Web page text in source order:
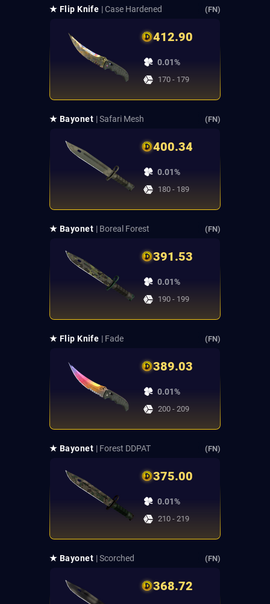
★ Flip Knife | Case Hardened (FN)
412.90
0.01%
170 - 179
★ Bayonet | Safari Mesh (FN)
400.34
0.01%
180 - 189
★ Bayonet | Boreal Forest (FN)
391.53
0.01%
190 - 199
★ Flip Knife | Fade (FN)
389.03
0.01%
200 - 209
★ Bayonet | Forest DDPAT (FN)
375.00
0.01%
210 - 219
★ Bayonet | Scorched (FN)
368.72